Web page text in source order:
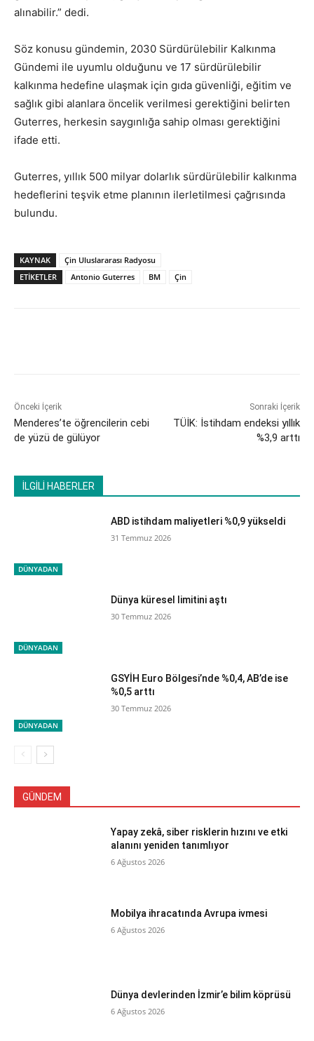
alınabilir.” dedi.
Söz konusu gündemin, 2030 Sürdürülebilir Kalkınma
Gündemi ile uyumlu olduğunu ve 17 sürdürülebilir
kalkınma hedefine ulaşmak için gıda güvenliği, eğitim ve
sağlık gibi alanlara öncelik verilmesi gerektiğini belirten
Guterres, herkesin saygınlığa sahip olması gerektiğini
ifade etti.
Guterres, yıllık 500 milyar dolarlık sürdürülebilir kalkınma
hedeflerini teşvik etme planının ilerletilmesi çağrısında
bulundu.
KAYNAK
Çin Uluslararası Radyosu
ETİKETLER
Antonio Guterres BM Çin
Önceki İçerik
Menderes’te öğrencilerin cebi
de yüzü de gülüyor
Sonraki İçerik
TÜİK: İstihdam endeksi yıllık
%3,9 arttı
İLGİLİ HABERLER
DÜNYADAN
ABD istihdam maliyetleri %0,9 yükseldi
31 Temmuz 2026
DÜNYADAN
Dünya küresel limitini aştı
30 Temmuz 2026
DÜNYADAN
GSYİH Euro Bölgesi’nde %0,4, AB’de ise
%0,5 arttı
30 Temmuz 2026
GÜNDEM
Yapay zekâ, siber risklerin hızını ve etki
alanını yeniden tanımlıyor
6 Ağustos 2026
Mobilya ihracatında Avrupa ivmesi
6 Ağustos 2026
Dünya devlerinden İzmir’e bilim köprüsü
6 Ağustos 2026